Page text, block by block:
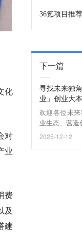
化
对
业
费
及
建
36氪项目推
下一篇
寻找未来独
业」创业大
欢迎各位未
业生态、营造
2025-12-12